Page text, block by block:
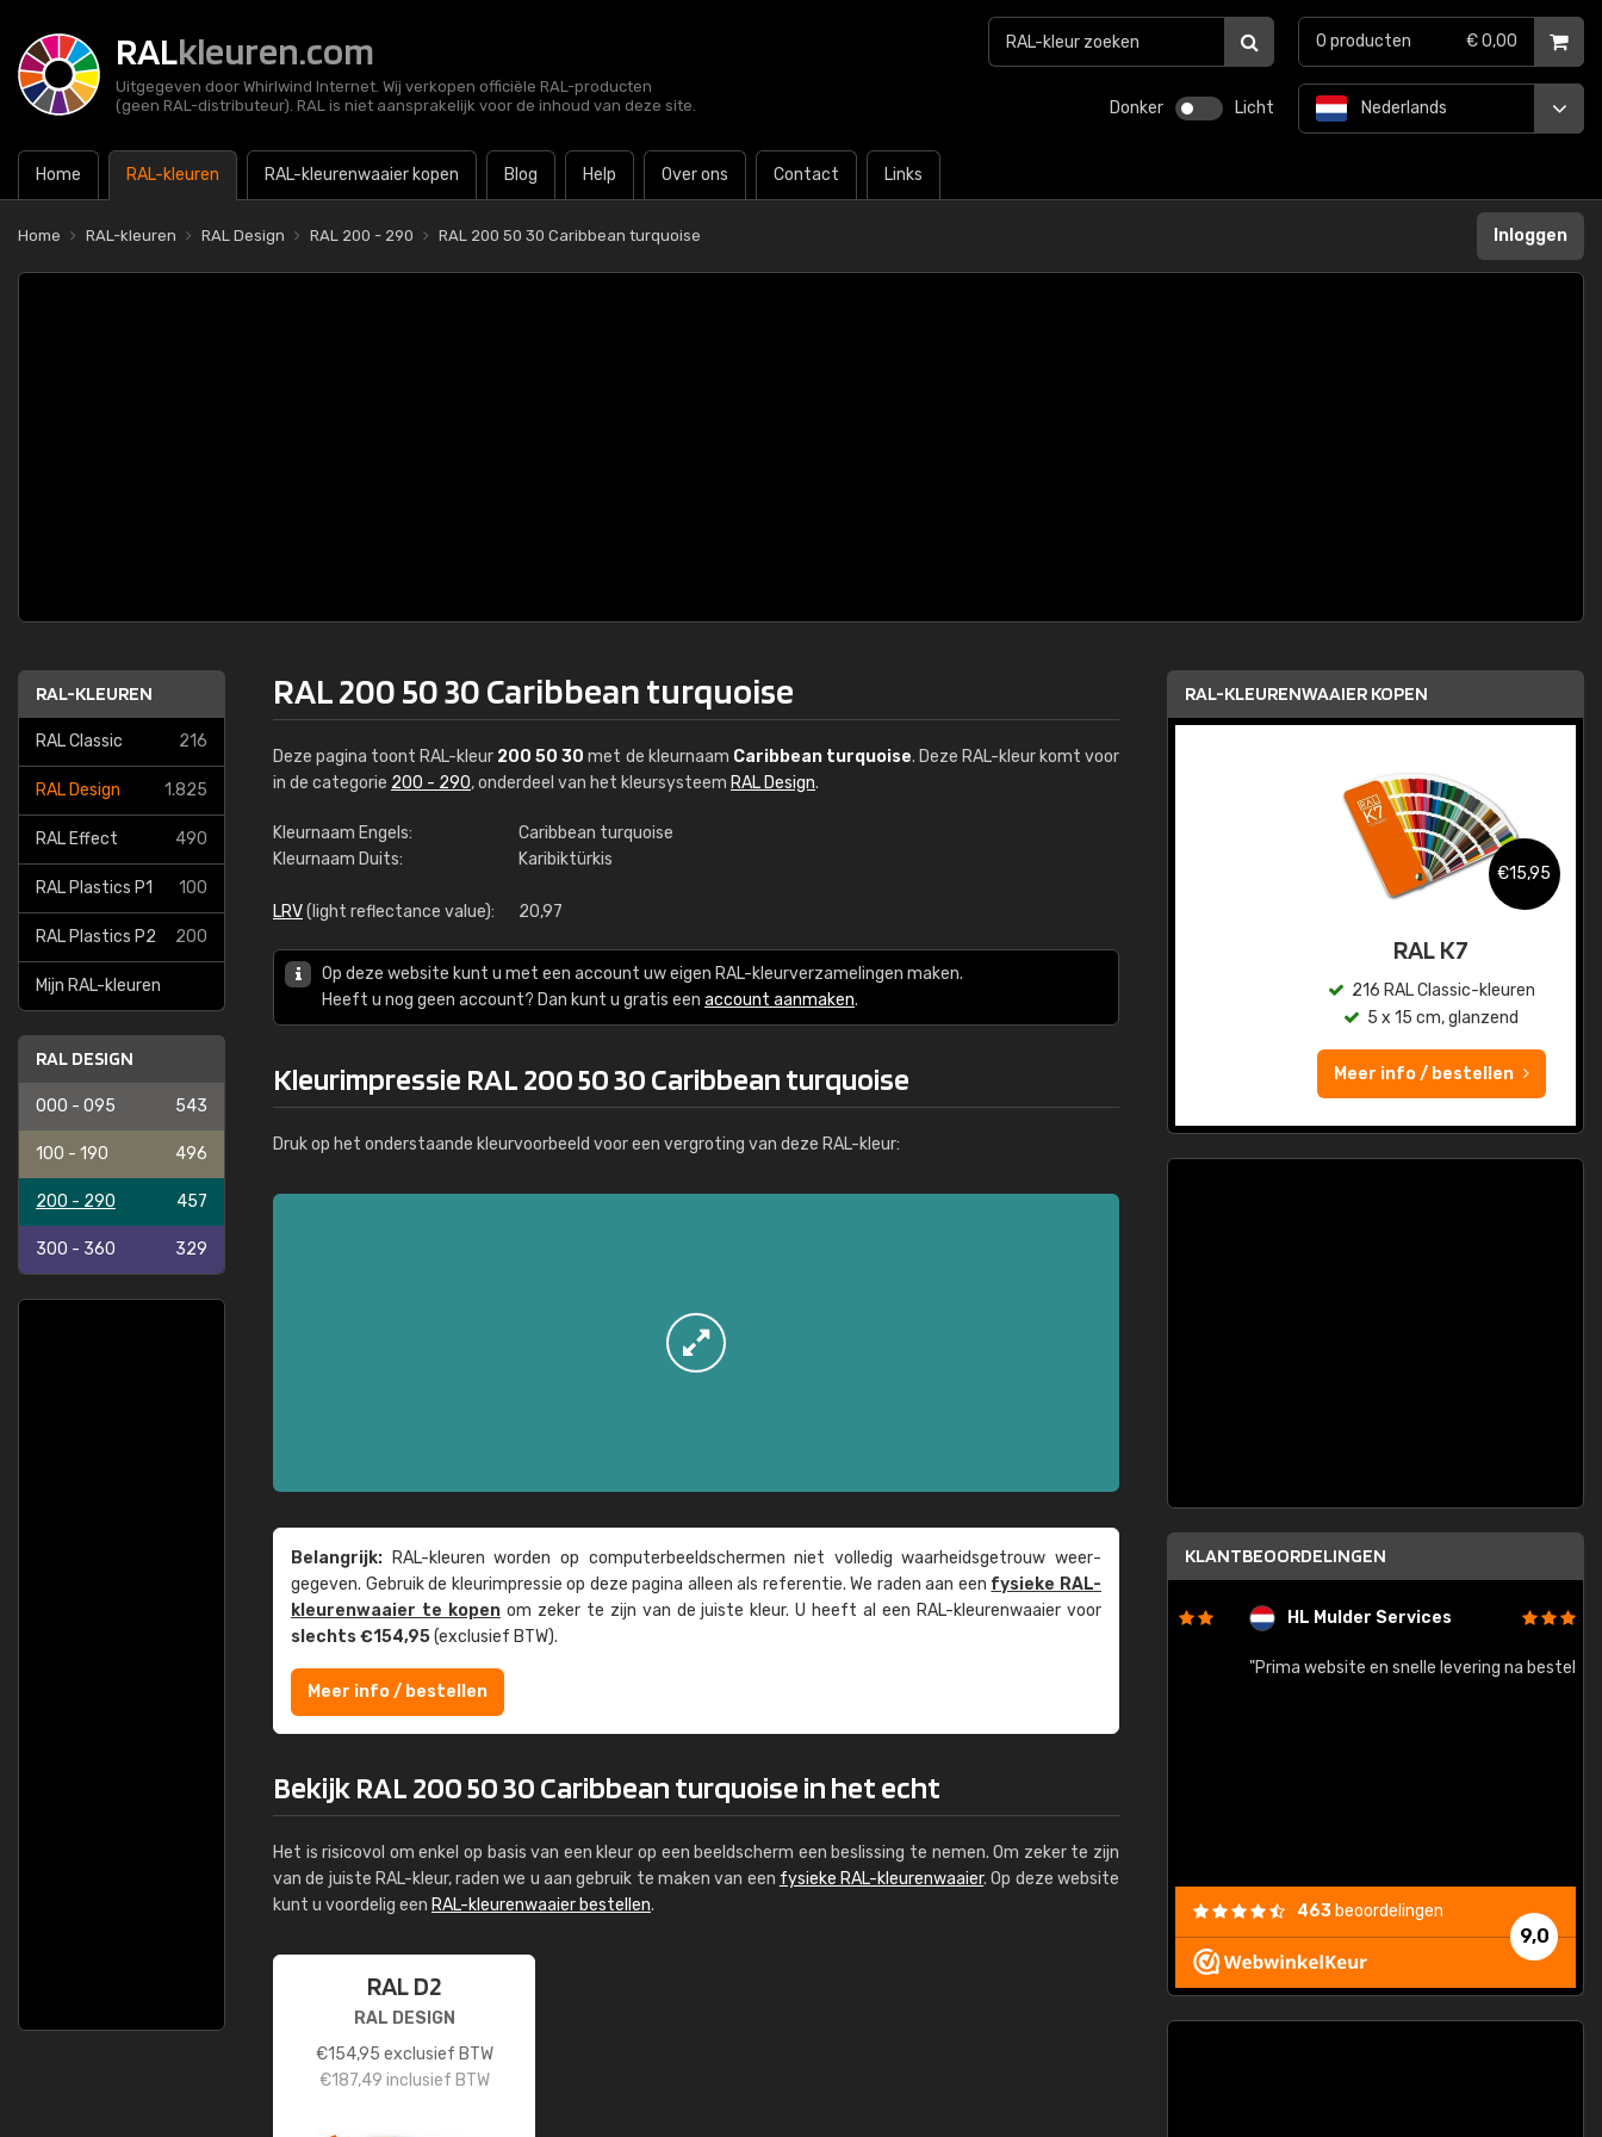
RALkleuren.com
Uitgegeven door Whirlwind Internet. Wij verkopen officiële RAL-producten
(geen RAL-distributeur). RAL is niet aansprakelijk voor de inhoud van deze site.
Donker Licht
Home RAL-kleuren RAL-kleurenwaaier kopen Blog Help Over ons Contact Links
Nederlands
0 producten € 0,00
Home RAL-kleuren RAL Design RAL 200 - 290 RAL 200 50 30 Caribbean turquoise Inloggen
RAL-KLEUREN
RAL Classic 216
RAL Design 1.825
RAL Effect 490
RAL Plastics P1 100
RAL Plastics P2 200
Mijn RAL-kleuren
RAL DESIGN
000 - 095 543
100 - 190 496
200 - 290 457
300 - 360 329
RAL 200 50 30 Caribbean turquoise
Deze pagina toont RAL-kleur 200 50 30 met de kleurnaam Caribbean turquoise. Deze RAL-kleur komt voor
in de categorie 200 - 290, onderdeel van het kleursysteem RAL Design.
Kleurnaam Engels:
Caribbean turquoise
Kleurnaam Duits:
Karibiktürkis
LRV(light reflectance value): 20,97
Op deze website kunt u met een account uw eigen RAL-kleurverzamelingen maken.
Heeft u nog geen account? Dan kunt u gratis een account aanmaken.
Kleurimpressie RAL 200 50 30 Caribbean turquoise
Druk op het onderstaande kleurvoorbeeld voor een vergroting van deze RAL-kleur:
Belangrijk: RAL-kleuren worden op computer­beeld­schermen niet volledig waarheids­­getrouw weer­
gegeven. Gebruik de kleur­impressie op deze pagina alleen als referentie. We raden aan een fysieke RAL-
kleuren­waaier te kopenom zeker te zijn van de juiste kleur. U heeft al een RAL-kleuren­waaier voor
slechts €154,95(exclusief BTW).
Meer info / bestellen
Bekijk RAL 200 50 30 Caribbean turquoise in het echt
Het is risicovol om enkel op basis van een kleur op een beeldscherm een beslissing te nemen. Om zeker te zijn
van de juiste RAL-kleur, raden we u aan gebruik te maken van een fysieke RAL-kleurenwaaier. Op deze website
kunt u voordelig een RAL-kleurenwaaier bestellen.
RAL D2
RAL DESIGN
€154,95 exclusief BTW
€187,49 inclusief BTW
RAL-KLEURENWAAIER KOPEN
RAL K7 op waterbasis
Meer info / bestellen
€15,95
RAL K7
216 RAL Classic-kleuren
5 x 15 cm, glanzend
Meer info / bestellen
KLANTBEOORDELINGEN
Kambier BV HL Mulder Services
"Prima website en snelle levering na bestelling"
9,0
463 beoordelingen